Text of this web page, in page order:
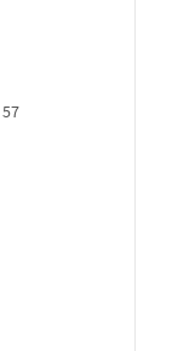
57